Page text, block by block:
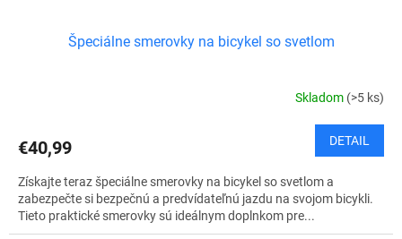
Špeciálne smerovky na bicykel so svetlom
Skladom (>5 ks)
€40,99 DETAIL
Získajte teraz špeciálne smerovky na bicykel so svetlom a
zabezpečte si bezpečnú a predvídateľnú jazdu na svojom bicykli.
Tieto praktické smerovky sú ideálnym doplnkom pre...